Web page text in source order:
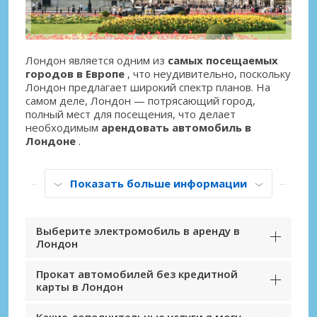
Лондон, Каледониан Роуд
Лондон, Каледониан Роуд, Великобритания
Лондон, Камден, Великобритания
Лондон, Канары Уорф
Лондон, Канары Уорф, Великобритания
Лондон, Кенсингтон
Лондон, Кенсингтон
Лондон, Кенсингтон, Великобритания
Лондон, Кингстон-апон-Темз
Лондон, Клэпхэм
Лондон, Клэпхэм, Великобритания
Лондон является одним из самых посещаемых
городов в Европе , что неудивительно, поскольку
Лондон предлагает широкий спектр планов. На
самом деле, Лондон — потрясающий город,
полный мест для посещения, что делает
необходимым арендовать автомобиль в
Лондоне .
Показать больше информации
Выберите электромобиль в аренду в
Лондон
Прокат автомобилей без кредитной
карты в Лондон